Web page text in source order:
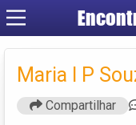
Maria I P
Compartilhar